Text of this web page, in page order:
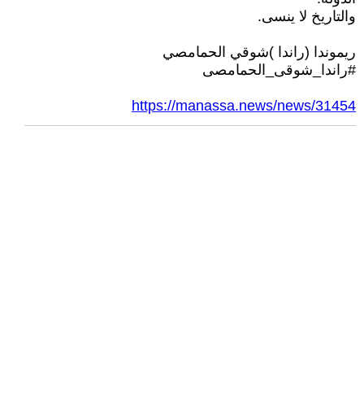
والتاريخ لا ينسى.
ريموندا (راندا )شوقي الحمامصي
#راندا_شوقى_الحمامصى
https://manassa.news/news/31454